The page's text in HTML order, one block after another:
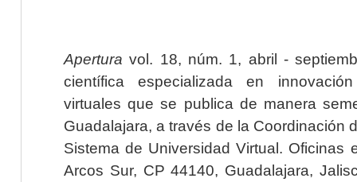
Apertura vol. 18, núm. 1, abril -
científica especializada en
virtuales que se publica de manera
Guadalajara, a través de la Coordinación
Sistema de Universidad Virtual. Oficinas
Arcos Sur, CP 44140, Guadalajara,